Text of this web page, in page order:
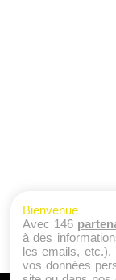
Bienvenue
Avec 146
à des
les emails, etc.),
vos données